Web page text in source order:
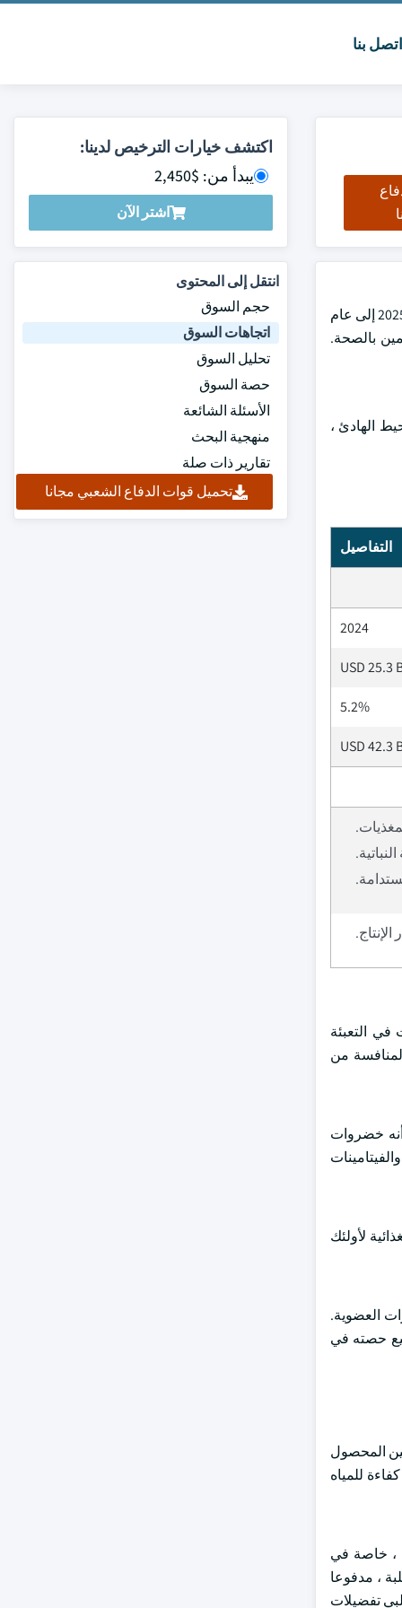
اتصل بنا
اكتشف خيارات الترخيص لدينا:
يبدأ من: $2,450
اشتر الآن
بلغت قيمة سوق الهليون العالمي 25.3 مليار دولار أمريكي في عام 2024 ومن المتوقع أن ينمو بمعدل نمو سنوي مركب يزيد عن 5.2٪ من عام 2025 إلى عام
بالصحة.
الهادئ ،
التفاصيل
2024
USD 25.3
5.2%
USD 42.3
في التعبئة
من
خضروات
لأولئك
العضوية.
حصته في
المحصول
للمياه
، خاصة في
، مدفوعا
تفضيلات
انتقل إلى المحتوى
حجم السوق
اتجاهات السوق
تحليل السوق
حصة السوق
الأسئلة الشائعة
منهجية البحث
تقارير ذات صلة
تحميل قوات الدفاع الشعبي مجانا